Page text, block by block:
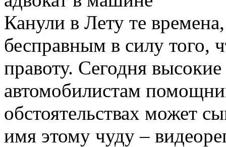
Канули в Лету те
бесправным в силу того,
правоту. Сегодня
автомобилистам
обстоятельствах может
имя этому чуду –